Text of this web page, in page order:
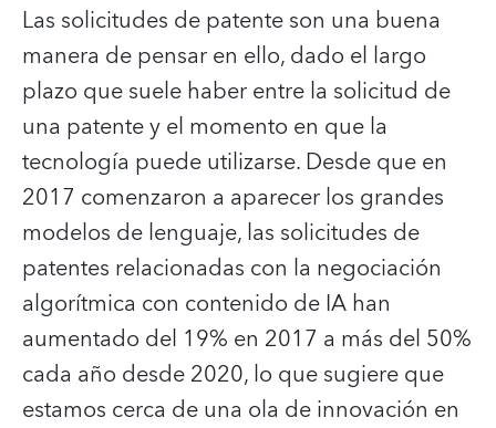
Las solicitudes de patente son una buena
manera de pensar en ello, dado el largo
plazo que suele haber entre la solicitud de
una patente y el momento en que la
tecnología puede utilizarse. Desde que en
2017 comenzaron a aparecer los grandes
modelos de lenguaje, las solicitudes de
patentes relacionadas con la negociación
algorítmica con contenido de IA han
aumentado del 19% en 2017 a más del 50%
cada año desde 2020, lo que sugiere que
estamos cerca de una ola de innovación en